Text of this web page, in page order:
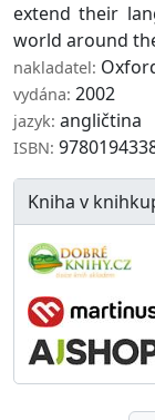
extend their
world around
nakladatel:
vydána: 2002
jazyk: angličtina
ISBN:
Kniha v